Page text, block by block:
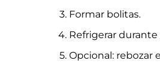
Formar bolitas.
Refrigerar
Opcional: rebozar